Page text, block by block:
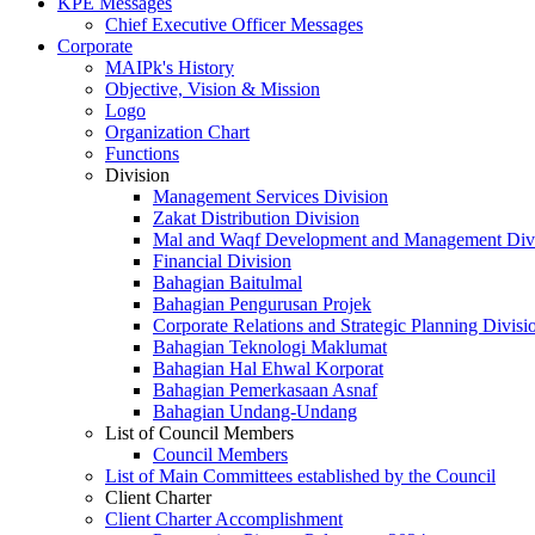
Chief Executive Officer Messages
Corporate
MAIPk's History
Objective, Vision & Mission
Logo
Organization Chart
Functions
Division
Management Services Division
Zakat Distribution Division
Mal and Waqf Development and Management
Financial Division
Bahagian Baitulmal
Bahagian Pengurusan Projek
Corporate Relations and Strategic Planning
Bahagian Teknologi Maklumat
Bahagian Hal Ehwal Korporat
Bahagian Pemerkasaan Asnaf
Bahagian Undang-Undang
List of Council Members
Council Members
List of Main Committees established by the Council
Client Charter
Client Charter Accomplishment